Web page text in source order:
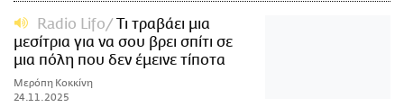
Radio Lifo
Τι τραβάει μια
μεσίτρια για να σου βρει σπίτι σε
μια πόλη που δεν έμεινε τίποτα
Μερόπη Κοκκίνη
24.11.2025